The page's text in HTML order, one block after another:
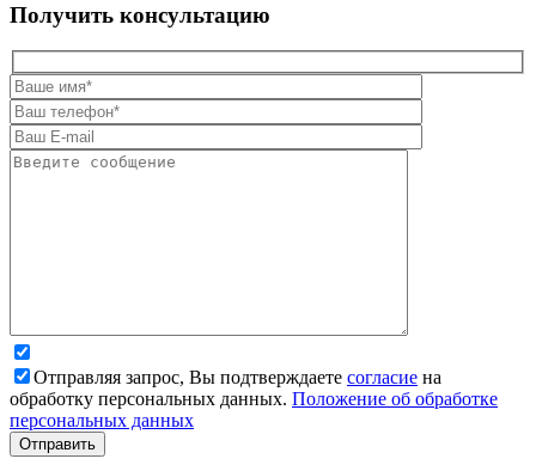
Получить консультацию
Отправляя запрос, Вы подтверждаете согласие на
обработку персональных данных. Положение об обработке
персональных данных